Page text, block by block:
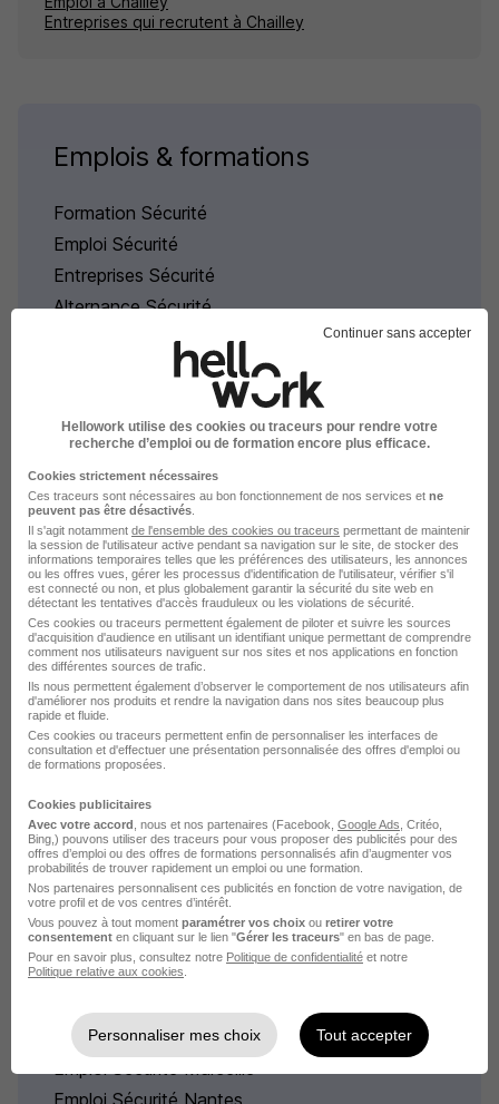
Entreprises qui recrutent à Chailley
Emplois & formations
Formation Sécurité
Emploi Sécurité
Entreprises Sécurité
Alternance Sécurité
L'emploi par métier
Emploi Agent de prévention et de sécurité
Emploi Agent de sécurité
Emploi Agent de sécurité incendie
Emploi Ascensoriste
Emploi Chargé de la prévention sécurité
Emploi Gardien d'immeuble
Voir plus
L'emploi Sécurité dans les
autres villes
Emploi Sécurité Lyon
Emploi Sécurité Marseille
Continuer sans accepter
Hellowork utilise des cookies ou traceurs pour rendre votre
recherche d’emploi ou de formation encore plus efficace.
Cookies strictement nécessaires
Ces traceurs sont nécessaires au bon fonctionnement de nos services et ne
peuvent pas être désactivés
Il s'agit notamment de l'ensemble des cookies ou traceurs permettant de maintenir
la session de l'utilisateur active pendant sa navigation sur le site, de stocker des
informations temporaires telles que les préférences des utilisateurs, les annonces
ou les offres vues, gérer les processus d'identification de l'utilisateur, vérifier s'il
est connecté ou non, et plus globalement garantir la sécurité du site web en
détectant les tentatives d'accès frauduleux ou les violations de sécurité.
Ces cookies ou traceurs permettent également de piloter et suivre les sources
d'acquisition d'audience en utilisant un identifiant unique permettant de comprendre
comment nos utilisateurs naviguent sur nos sites et nos applications en fonction
des différentes sources de trafic.
Ils nous permettent également d’observer le comportement de nos utilisateurs afin
d'améliorer nos produits et rendre la navigation dans nos sites beaucoup plus
rapide et fluide.
Ces cookies ou traceurs permettent enfin de personnaliser les interfaces de
consultation et d'effectuer une présentation personnalisée des offres d'emploi ou
de formations proposées.
Cookies publicitaires
Avec votre accord , nous et nos partenaires (Facebook, Google Ads , Critéo,
Bing,) pouvons utiliser des traceurs pour vous proposer des publicités pour des
offres d’emploi ou des offres de formations personnalisés afin d’augmenter vos
probabilités de trouver rapidement un emploi ou une formation.
Nos partenaires personnalisent ces publicités en fonction de votre navigation, de
votre profil et de vos centres d’intérêt.
Vous pouvez à tout moment paramétrer vos choix ou retirer votre
consentement en cliquant sur le lien "Gérer les traceurs" en bas de page.
Pour en savoir plus, consultez notre Politique de confidentialité et notre
Politique relative aux cookies
Personnaliser mes choix Tout accepter